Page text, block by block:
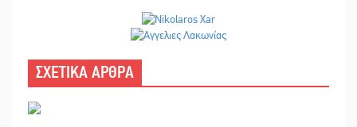
ΣΧΕΤΙΚΑ ΑΡΘΡΑ